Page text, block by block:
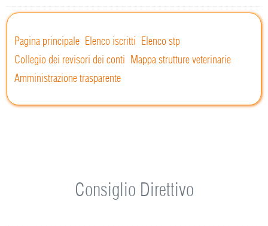
Pagina principale Elenco iscritti Elenco stp
Collegio dei revisori dei conti Mappa strutture veterinarie
Amministrazione trasparente
Consiglio Direttivo